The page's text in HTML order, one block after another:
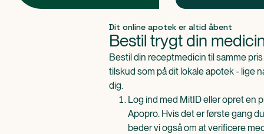
Dit online apotek er altid åbent
Bestil trygt din
Bestil din receptmedicin til samme
tilskud som på dit lokale apotek - lige
dig.
Log ind med MitID eller opret en
Apopro. Hvis det er første gang
beder vi også om at verificere